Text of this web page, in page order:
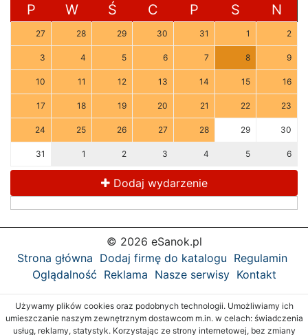
P W Ś C P S N
27 28 29 30 31 1 2
3 4 5 6 7 8 9
10 11 12 13 14 15 16
17 18 19 20 21 22 23
24 25 26 27 28 29 30
31 1 2 3 4 5 6
Dodaj wydarzenie
© 2026 eSanok.pl
Strona główna Dodaj firmę do katalogu Regulamin
Oglądalność Reklama Nasze serwisy Kontakt
Używamy plików cookies oraz podobnych technologii. Umożliwiamy ich
umieszczanie naszym zewnętrznym dostawcom m.in. w celach: świadczenia
usług, reklamy, statystyk. Korzystając ze strony internetowej, bez zmiany